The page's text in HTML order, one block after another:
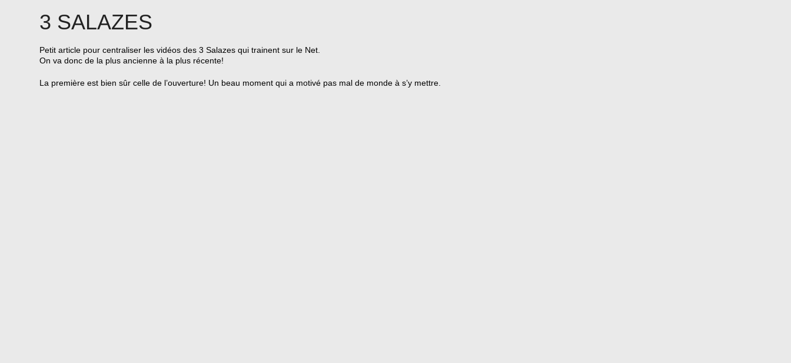
3 SALAZES
Petit article pour centraliser les vidéos des 3 Salazes qui trainent sur le Net.
On va donc de la plus ancienne à la plus récente!
La première est bien sûr celle de l’ouverture! Un beau moment qui a motivé pas mal de monde à s’y mettre.